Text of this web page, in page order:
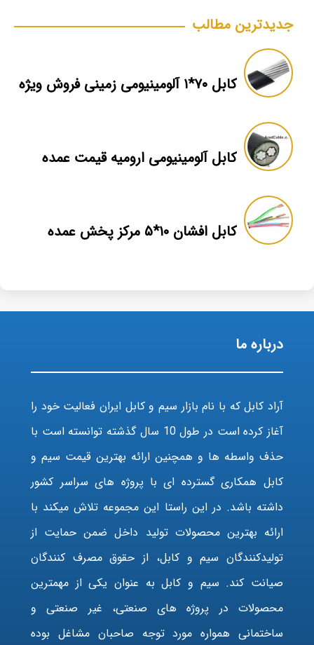
جدیدترین مطالب
کابل ۷۰*۱ آلومینیومی زمینی فروش ویژه
کابل آلومینیومی ارومیه قیمت عمده
کابل افشان ۱۰*۵ مرکز پخش عمده
درباره ما
آراد کابل که با نام بازار سیم و کابل ایران فعالیت خود را
آغاز کرده است در طول 10 سال گذشته توانسته است با
حذف واسطه ها و همچنین ارائه بهترین قیمت سیم و
کابل همکاری گسترده ای با پروژه های سراسر کشور
داشته باشد. در این راستا این مجموعه تلاش میکند با
ارائه بهترین محصولات تولید داخل ضمن حمایت از
تولیدکنندگان سیم و کابل، از حقوق مصرف کنندگان
صیانت کند. سیم و کابل به عنوان یکی از مهمترین
محصولات در پروژه های صنعتی، غیر صنعتی و
ساختمانی همواره مورد توجه صاحبان مشاغل بوده